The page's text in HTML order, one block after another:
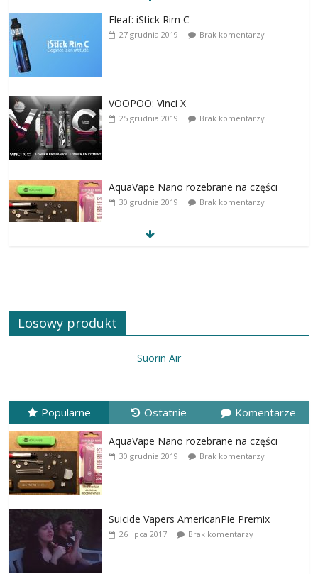
Eleaf: iStick Rim C
27 grudnia 2019 Brak komentarzy
VOOPOO: Vinci X
25 grudnia 2019 Brak komentarzy
AquaVape Nano rozebrane na części
30 grudnia 2019 Brak komentarzy
Losowy produkt
Suorin Air
Popularne Ostatnie Komentarze
AquaVape Nano rozebrane na części
30 grudnia 2019 Brak komentarzy
Suicide Vapers AmericanPie Premix
26 lipca 2017 Brak komentarzy